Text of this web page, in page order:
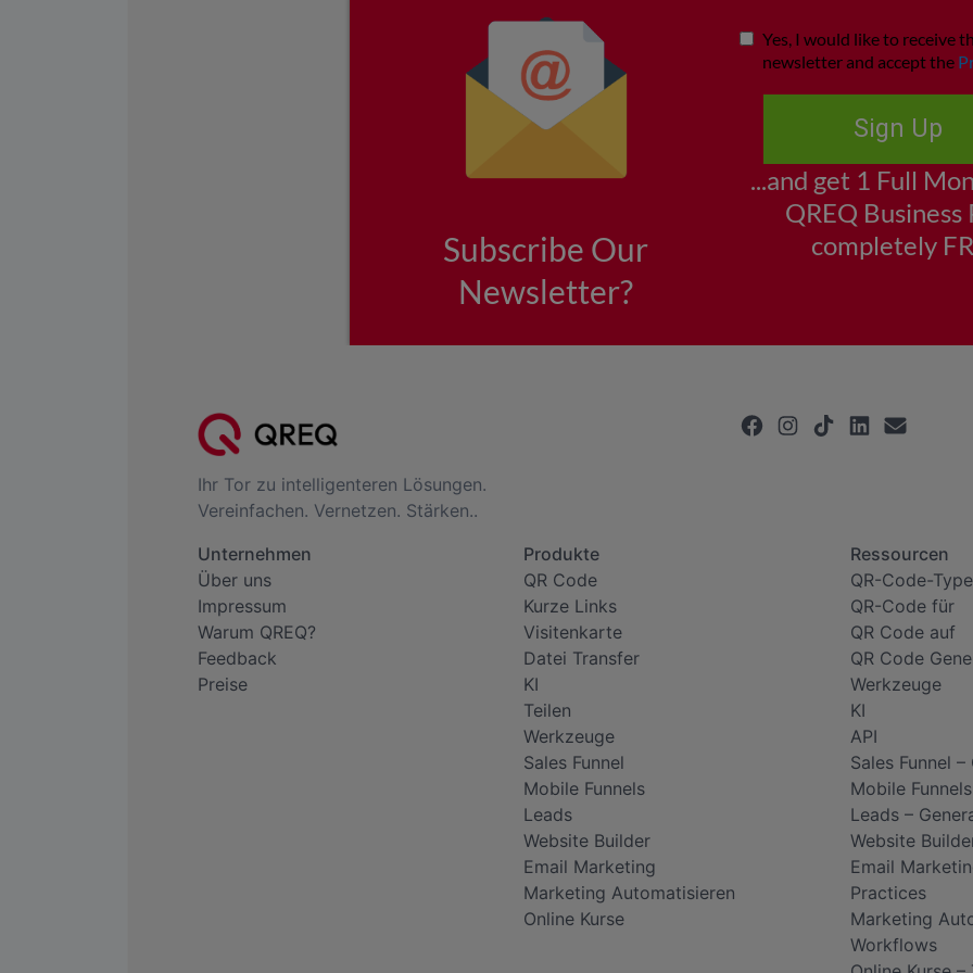
Ihr Tor zu intelligenteren Lösungen.
Vereinfachen. Vernetzen. Stärken..
Unternehmen
Über uns
Impressum
Warum QREQ?
Feedback
Preise
Produkte
QR Code
Kurze Links
Visitenkarte
Datei Transfer
KI
Teilen
Werkzeuge
Sales Funnel
Mobile Funnels
Leads
Website Builder
Email Marketing
Marketing Automatisieren
Online Kurse
Ressourcen
QR-Code-
QR-Code für
QR Code auf
QR Code
Werkzeuge
KI
API
Sales Funnel
Mobile
Leads –
Website
Email
Practices
Marketing
Workflows